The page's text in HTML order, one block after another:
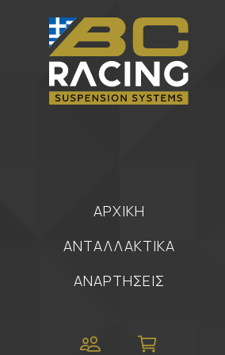
ΑΡΧΙΚΗ
ΑΝΤΑΛΛΑΚΤΙΚΑ
ΑΝΑΡΤΗΣΕΙΣ